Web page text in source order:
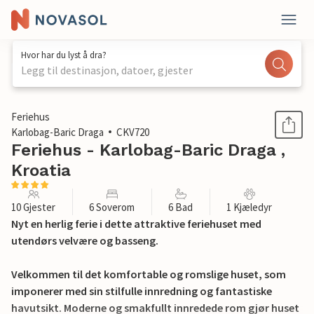
Hvor har du lyst å dra?
Legg til destinasjon, datoer, gjester
1 / 43
Feriehus
Karlobag-Baric Draga
CKV720
Feriehus - Karlobag-Baric Draga ,
Kroatia
10 Gjester 6 Soverom 6 Bad 1 Kjæledyr
Nyt en herlig ferie i dette attraktive feriehuset med
utendørs velvære og basseng.
Velkommen til det komfortable og romslige huset, som
imponerer med sin stilfulle innredning og fantastiske
havutsikt. Moderne og smakfullt innredede rom gjør huset